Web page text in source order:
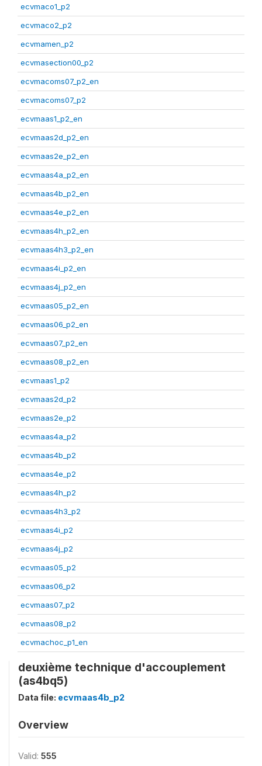
ecvmaco1_p2
ecvmaco2_p2
ecvmamen_p2
ecvmasection00_p2
ecvmacoms07_p2_en
ecvmacoms07_p2
ecvmaas1_p2_en
ecvmaas2d_p2_en
ecvmaas2e_p2_en
ecvmaas4a_p2_en
ecvmaas4b_p2_en
ecvmaas4e_p2_en
ecvmaas4h_p2_en
ecvmaas4h3_p2_en
ecvmaas4i_p2_en
ecvmaas4j_p2_en
ecvmaas05_p2_en
ecvmaas06_p2_en
ecvmaas07_p2_en
ecvmaas08_p2_en
ecvmaas1_p2
ecvmaas2d_p2
ecvmaas2e_p2
ecvmaas4a_p2
ecvmaas4b_p2
ecvmaas4e_p2
ecvmaas4h_p2
ecvmaas4h3_p2
ecvmaas4i_p2
ecvmaas4j_p2
ecvmaas05_p2
ecvmaas06_p2
ecvmaas07_p2
ecvmaas08_p2
ecvmachoc_p1_en
deuxième technique d'accouplement
(as4bq5)
Data file: ecvmaas4b_p2
Overview
Valid: 555